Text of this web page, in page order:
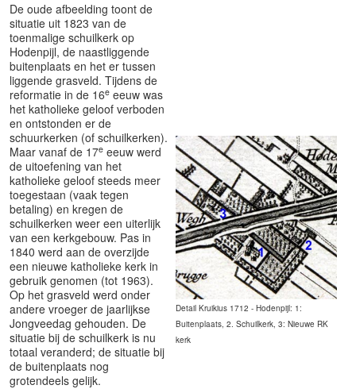
De oude afbeelding toont de
situatie uit 1823 van de
toenmalige schuilkerk op
Hodenpijl, de naastliggende
buitenplaats en het er tussen
liggende grasveld. Tijdens de
reformatie in de 16e eeuw was
het katholieke geloof verboden
en ontstonden er de
schuurkerken (of schuilkerken).
Maar vanaf de 17e eeuw werd
de uitoefening van het
katholieke geloof steeds meer
toegestaan (vaak tegen
betaling) en kregen de
schuilkerken weer een uiterlijk
van een kerkgebouw. Pas in
1840 werd aan de overzijde
een nieuwe katholieke kerk in
gebruik genomen (tot 1963).
Op het grasveld werd onder
andere vroeger de jaarlijkse
Jongveedag gehouden. De
situatie bij de schuilkerk is nu
totaal veranderd; de situatie bij
de buitenplaats nog
grotendeels gelijk.
Detail Kruikius 1712 - Hodenpijl: 1:
Buitenplaats, 2. Schuilkerk, 3: Nieuwe RK
kerk